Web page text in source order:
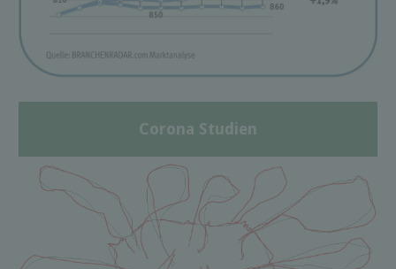
Corona Studien